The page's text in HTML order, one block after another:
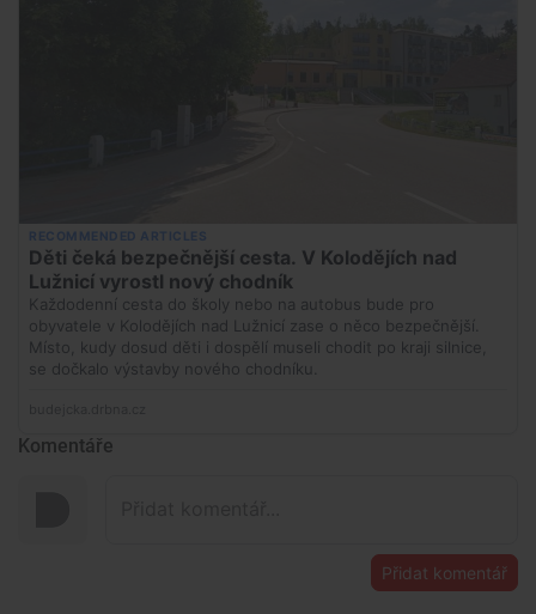
Komentáře
Přidat komentář